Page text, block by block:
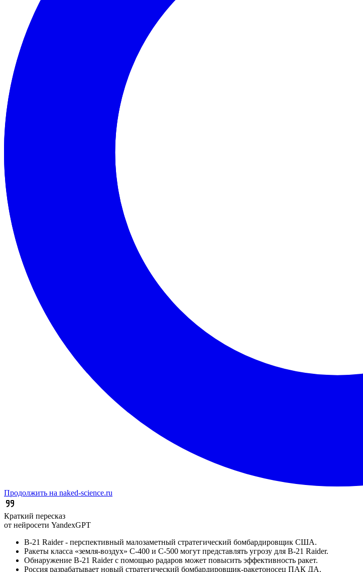
Продолжить на naked-science.ru
Краткий пересказ
от нейросети YandexGPT
B-21 Raider - перспективный малозаметный стратегический бомбардировщик США.
Ракеты класса «земля-воздух» С-400 и С-500 могут представлять угрозу для B-21 Raider.
Обнаружение B-21 Raider с помощью радаров может повысить эффективность ракет.
Россия разрабатывает новый стратегический бомбардировщик-ракетоносец ПАК ДА.